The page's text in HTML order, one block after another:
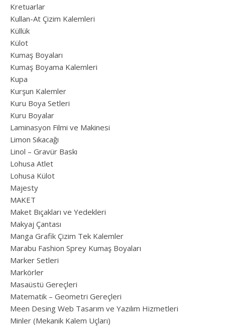
Kretuarlar
Kullan-At Çizim Kalemleri
Küllük
Külot
Kumaş Boyaları
Kumaş Boyama Kalemleri
Kupa
Kurşun Kalemler
Kuru Boya Setleri
Kuru Boyalar
Laminasyon Filmi ve Makinesi
Limon Sıkacağı
Linol – Gravür Baskı
Lohusa Atlet
Lohusa Külot
Majesty
MAKET
Maket Bıçakları ve Yedekleri
Makyaj Çantası
Manga Grafik Çizim Tek Kalemler
Marabu Fashion Sprey Kumaş Boyaları
Marker Setleri
Markörler
Masaüstü Gereçleri
Matematik – Geometri Gereçleri
Meen Desing Web Tasarım ve Yazılım Hizmetleri
Minler (Mekanik Kalem Uçları)